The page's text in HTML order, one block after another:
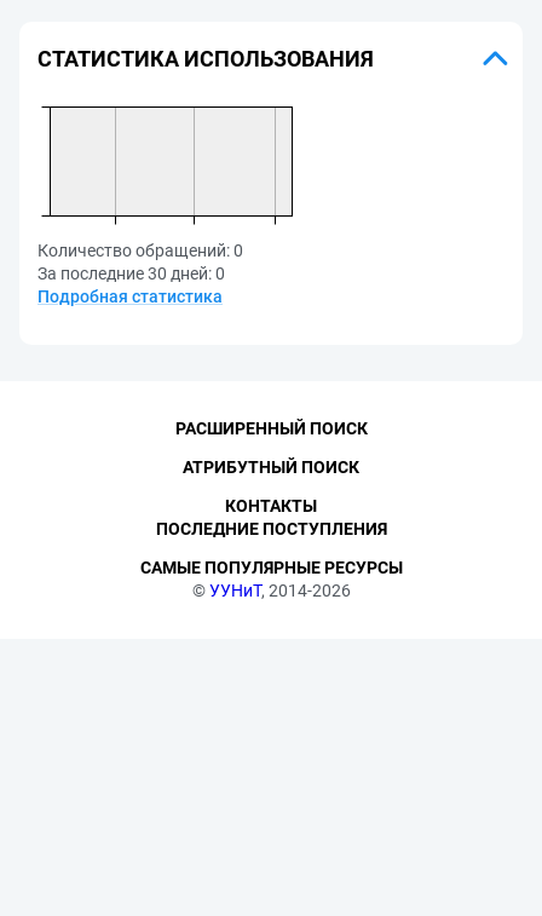
СТАТИСТИКА ИСПОЛЬЗОВАНИЯ
Количество обращений:0
За последние 30 дней:0
Подробная статистика
©УУНиТ, 2014-2026
РАСШИРЕННЫЙ ПОИСК
АТРИБУТНЫЙ ПОИСК
КОНТАКТЫ
ПОСЛЕДНИЕ ПОСТУПЛЕНИЯ
САМЫЕ ПОПУЛЯРНЫЕ РЕСУРСЫ